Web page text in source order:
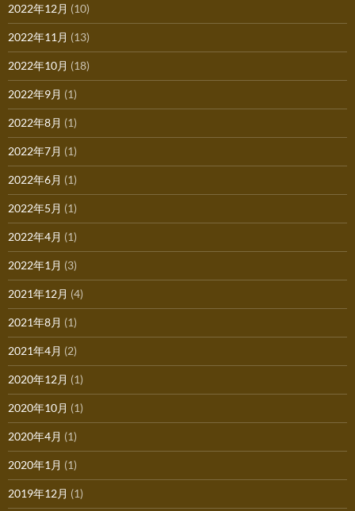
2022年12月 (10)
2022年11月 (13)
2022年10月 (18)
2022年9月 (1)
2022年8月 (1)
2022年7月 (1)
2022年6月 (1)
2022年5月 (1)
2022年4月 (1)
2022年1月 (3)
2021年12月 (4)
2021年8月 (1)
2021年4月 (2)
2020年12月 (1)
2020年10月 (1)
2020年4月 (1)
2020年1月 (1)
2019年12月 (1)